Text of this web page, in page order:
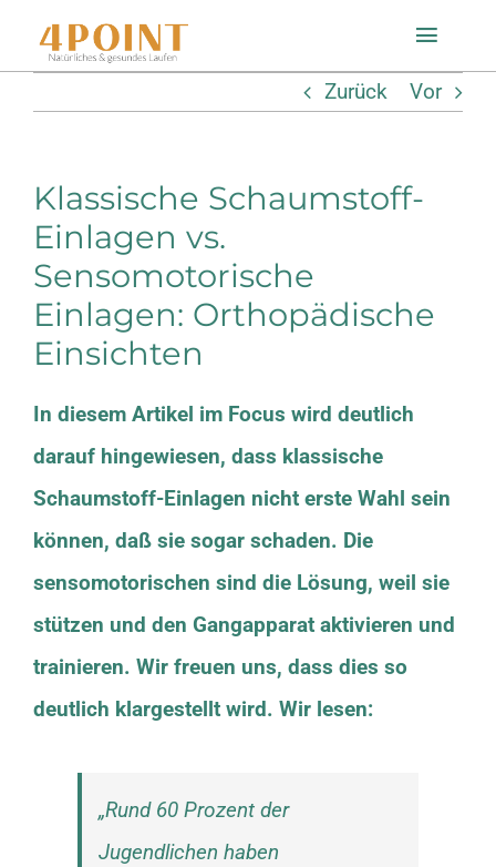
Inhalt
Toggle
Einlagenfinder
So geht’s
Technologie
Mein Konto
Shop
Zurück Vor
Klassische Schaumstoff-
Einlagen vs.
Sensomotorische
Einlagen: Orthopädische
Einsichten
In diesem Artikel im Focus wird deutlich
darauf hingewiesen, dass klassische
Schaumstoff-Einlagen nicht erste Wahl sein
können, daß sie sogar schaden. Die
sensomotorischen sind die Lösung, weil sie
stützen und den Gangapparat aktivieren und
trainieren. Wir freuen uns, dass dies so
deutlich klargestellt wird. Wir lesen:
„Rund 60 Prozent der
Jugendlichen haben